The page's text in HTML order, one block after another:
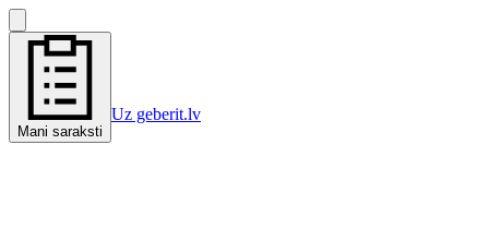
Mani saraksti
Uz geberit.lv